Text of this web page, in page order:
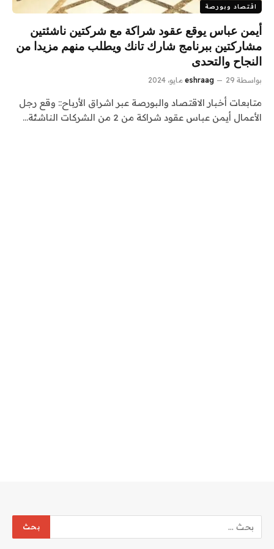
اقتصاد وبورصة
أيمن عباس يوقع عقود شراكة مع شركتين ناشئتين
مشاركتين ببرنامج شارك تانك ويطلب منهم مزيدا من
النجاح والتحدى
بواسطة eshraag 29 مايو، 2024
متابعات أخبار الاقتصاد والبورصة عبر اشراق الأرباح:: وقع رجل
الأعمال أيمن عباس عقود شراكة من 2 من الشركات الناشئة…